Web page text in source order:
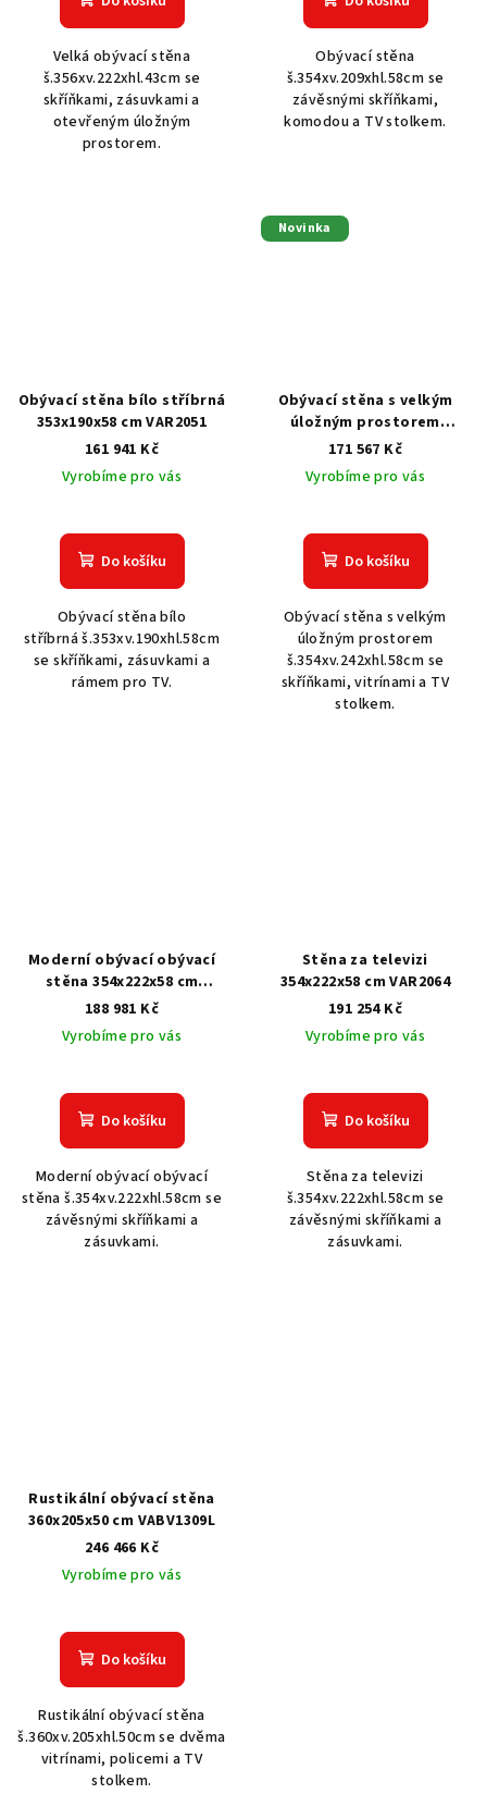
Velká obývací stěna
š.356xv.222xhl.43cm se
skříňkami, zásuvkami a
otevřeným úložným
prostorem.
Obývací stěna
š.354xv.209xhl.58cm se
závěsnými skříňkami,
komodou a TV stolkem.
Obývací stěna bílo stříbrná
353x190x58 cm VAR2051
161 941 Kč
Vyrobíme pro vás
Do košíku
Obývací stěna bílo
stříbrná š.353xv.190xhl.58cm
se skříňkami, zásuvkami a
rámem pro TV.
Novinka
Obývací stěna s velkým
úložným prostorem
354x242x58 cm P-7181
171 567 Kč
Vyrobíme pro vás
Do košíku
Obývací stěna s velkým
úložným prostorem
š.354xv.242xhl.58cm se
skříňkami, vitrínami a TV
stolkem.
Moderní obývací obývací
stěna 354x222x58 cm
VAR2053
188 981 Kč
Vyrobíme pro vás
Do košíku
Moderní obývací obývací
stěna š.354xv.222xhl.58cm se
závěsnými skříňkami a
zásuvkami.
Stěna za televizi
354x222x58 cm VAR2064
191 254 Kč
Vyrobíme pro vás
Do košíku
Stěna za televizi
š.354xv.222xhl.58cm se
závěsnými skříňkami a
zásuvkami.
Rustikální obývací stěna
360x205x50 cm VABV1309L
246 466 Kč
Vyrobíme pro vás
Do košíku
Rustikální obývací stěna
š.360xv.205xhl.50cm se dvěma
vitrínami, policemi a TV
stolkem.